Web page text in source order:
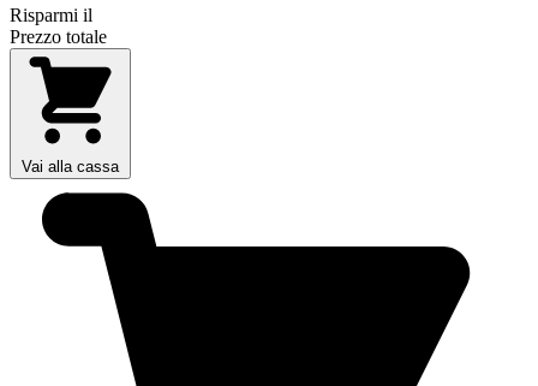
Risparmi il
Prezzo totale
Vai alla cassa